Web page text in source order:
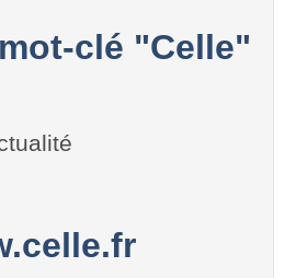
clé "Celle"